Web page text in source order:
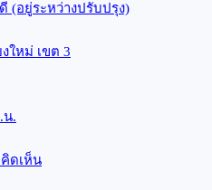
(อยู่ระหว่างปรับปรุง)
ใหม่ เขต 3
น.
ดเห็น